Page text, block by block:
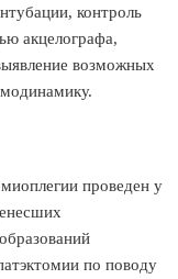
контроль
акцелографа,
возможных
проведен у
по поводу